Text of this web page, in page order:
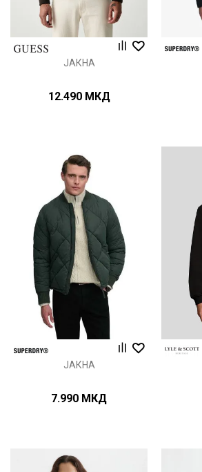
ЈАКНА
12.490 МКД
ЈАКНА
7.990 МКД